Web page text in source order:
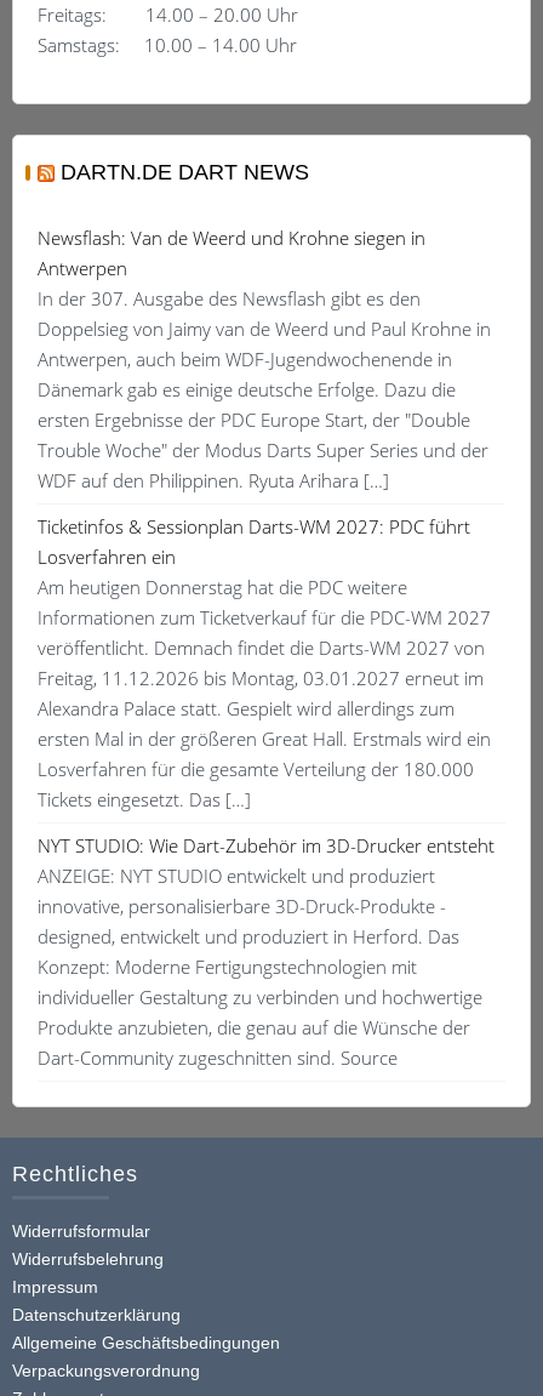
Freitags: 14.00 – 20.00 Uhr
Samstags: 10.00 – 14.00 Uhr
DARTN.DE DART NEWS
Newsflash: Van de Weerd und Krohne siegen in
Antwerpen
In der 307. Ausgabe des Newsflash gibt es den
Doppelsieg von Jaimy van de Weerd und Paul Krohne in
Antwerpen, auch beim WDF-Jugendwochenende in
Dänemark gab es einige deutsche Erfolge. Dazu die
ersten Ergebnisse der PDC Europe Start, der "Double
Trouble Woche" der Modus Darts Super Series und der
WDF auf den Philippinen. Ryuta Arihara […]
Ticketinfos & Sessionplan Darts-WM 2027: PDC führt
Losverfahren ein
Am heutigen Donnerstag hat die PDC weitere
Informationen zum Ticketverkauf für die PDC-WM 2027
veröffentlicht. Demnach findet die Darts-WM 2027 von
Freitag, 11.12.2026 bis Montag, 03.01.2027 erneut im
Alexandra Palace statt. Gespielt wird allerdings zum
ersten Mal in der größeren Great Hall. Erstmals wird ein
Losverfahren für die gesamte Verteilung der 180.000
Tickets eingesetzt. Das […]
NYT STUDIO: Wie Dart-Zubehör im 3D-Drucker entsteht
ANZEIGE: NYT STUDIO entwickelt und produziert
innovative, personalisierbare 3D-Druck-Produkte -
designed, entwickelt und produziert in Herford. Das
Konzept: Moderne Fertigungstechnologien mit
individueller Gestaltung zu verbinden und hochwertige
Produkte anzubieten, die genau auf die Wünsche der
Dart-Community zugeschnitten sind. Source
Rechtliches
Widerrufsformular
Widerrufsbelehrung
Impressum
Datenschutzerklärung
Allgemeine Geschäftsbedingungen
Verpackungsverordnung